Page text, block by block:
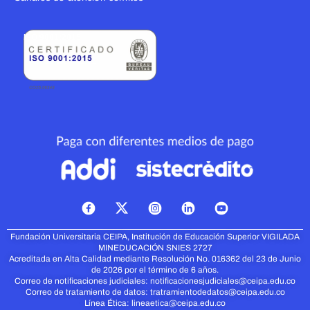
ISO 9001:2015
X
-
t
w
i
t
t
e
Fundación Universitaria CEIPA, Institución de Educación Superior VIGILADA
MINEDUCACIÓN SNIES 2727
Acreditada en Alta Calidad mediante Resolución No. 016362 del 23 de Junio
de 2026 por el término de 6 años.
Correo de notificaciones judiciales: notificacionesjudiciales@ceipa.edu.co
Correo de tratamiento de datos: tratramientodedatos@ceipa.edu.co
Línea Ética: lineaetica@ceipa.edu.co